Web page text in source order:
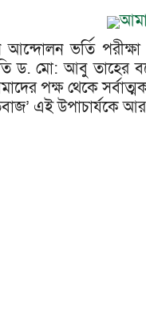
আন্দোলন ভর্তি
ড. মো: আবু তাহের
পক্ষ থেকে
এই উপাচার্যকে